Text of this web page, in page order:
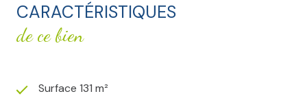
CARACTÉRISTIQUES
de ce bien
Surface 131 m²